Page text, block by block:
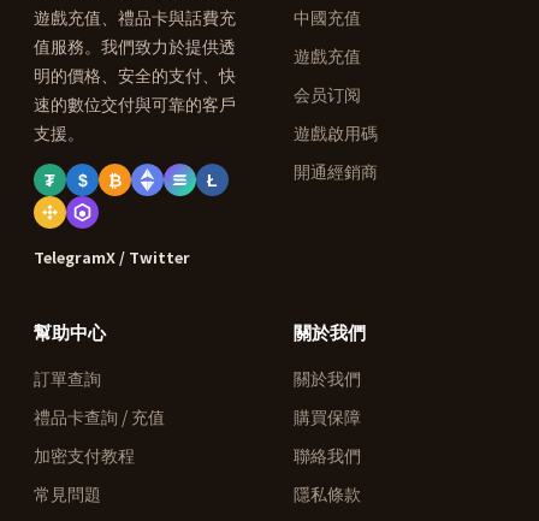
遊戲充值、禮品卡與話費充
值服務。我們致力於提供透
明的價格、安全的支付、快
速的數位交付與可靠的客戶
支援。
₮ $ ₿ Ł
TelegramX / Twitter
中國充值
遊戲充值
会员订阅
遊戲啟用碼
開通經銷商
幫助中心
訂單查詢
禮品卡查詢 / 充值
加密支付教程
常見問題
關於我們
關於我們
購買保障
聯絡我們
隱私條款